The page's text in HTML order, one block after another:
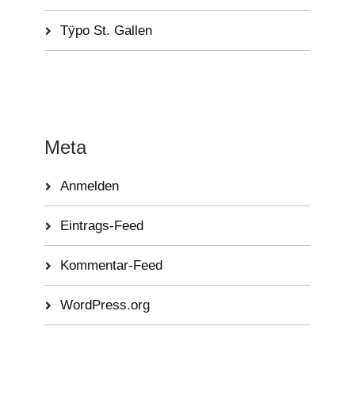
Tÿpo St. Gallen
Meta
Anmelden
Eintrags-Feed
Kommentar-Feed
WordPress.org